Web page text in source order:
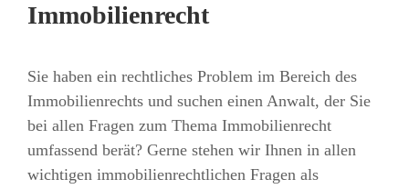
Immobilienrecht
Sie haben ein rechtliches Problem im Bereich des
Immobilienrechts und suchen einen Anwalt, der Sie
bei allen Fragen zum Thema Immobilienrecht
umfassend berät? Gerne stehen wir Ihnen in allen
wichtigen immobilienrechtlichen Fragen als